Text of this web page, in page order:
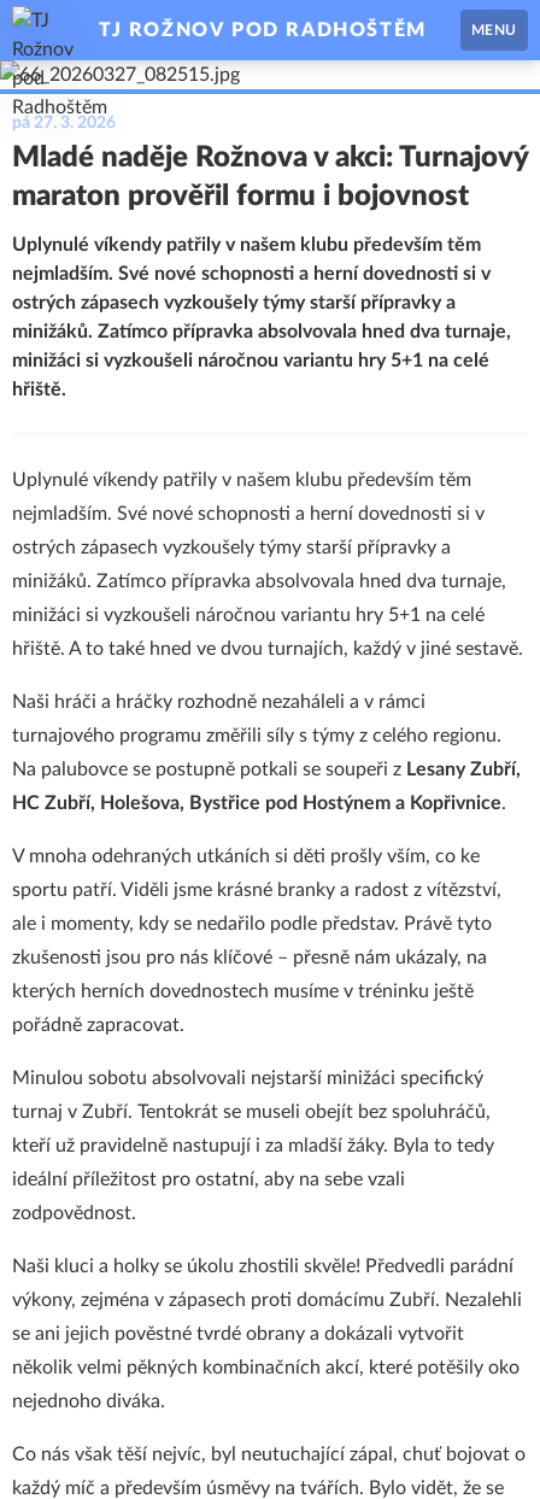
TJ ROŽNOV POD RADHOŠTĚM MENU
pá 27. 3. 2026
Mladé naděje Rožnova v akci: Turnajový
maraton prověřil formu i bojovnost
Uplynulé víkendy patřily v našem klubu především těm
nejmladším. Své nové schopnosti a herní dovednosti si v
ostrých zápasech vyzkoušely týmy starší přípravky a
minižáků. Zatímco přípravka absolvovala hned dva turnaje,
minižáci si vyzkoušeli náročnou variantu hry 5+1 na celé
hřiště.
Uplynulé víkendy patřily v našem klubu především těm
nejmladším. Své nové schopnosti a herní dovednosti si v
ostrých zápasech vyzkoušely týmy starší přípravky a
minižáků. Zatímco přípravka absolvovala hned dva turnaje,
minižáci si vyzkoušeli náročnou variantu hry 5+1 na celé
hřiště. A to také hned ve dvou turnajích, každý v jiné sestavě.
Naši hráči a hráčky rozhodně nezaháleli a v rámci
turnajového programu změřili síly s týmy z celého regionu.
Na palubovce se postupně potkali se soupeři z Lesany Zubří,
HC Zubří, Holešova, Bystřice pod Hostýnem a Kopřivnice.
V mnoha odehraných utkáních si děti prošly vším, co ke
sportu patří. Viděli jsme krásné branky a radost z vítězství,
ale i momenty, kdy se nedařilo podle představ. Právě tyto
zkušenosti jsou pro nás klíčové – přesně nám ukázaly, na
kterých herních dovednostech musíme v tréninku ještě
pořádně zapracovat.
Minulou sobotu absolvovali nejstarší minižáci specifický
turnaj v Zubří. Tentokrát se museli obejít bez spoluhráčů,
kteří už pravidelně nastupují i za mladší žáky. Byla to tedy
ideální příležitost pro ostatní, aby na sebe vzali
zodpovědnost.
Naši kluci a holky se úkolu zhostili skvěle! Předvedli parádní
výkony, zejména v zápasech proti domácímu Zubří. Nezalehli
se ani jejich pověstné tvrdé obrany a dokázali vytvořit
několik velmi pěkných kombinačních akcí, které potěšily oko
nejednoho diváka.
Co nás však těší nejvíc, byl neutuchající zápal, chuť bojovat o
každý míč a především úsměvy na tvářích. Bylo vidět, že se